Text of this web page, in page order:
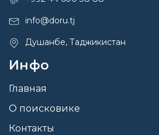
info@doru.tj
Душанбе, Таджикистан
Инфо
Главная
О поисковике
Контакты